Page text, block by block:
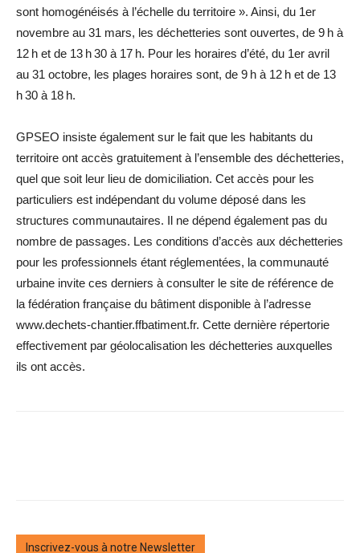
sont homogénéisés à l’échelle du territoire ». Ainsi, du 1er
novembre au 31 mars, les déchetteries sont ouvertes, de 9 h à
12 h et de 13 h 30 à 17 h. Pour les horaires d’été, du 1er avril
au 31 octobre, les plages horaires sont, de 9 h à 12 h et de 13
h 30 à 18 h.
GPSEO insiste également sur le fait que les habitants du
territoire ont accès gratuitement à l’ensemble des déchetteries,
quel que soit leur lieu de domiciliation. Cet accès pour les
particuliers est indépendant du volume déposé dans les
structures communautaires. Il ne dépend également pas du
nombre de passages. Les conditions d’accès aux déchetteries
pour les professionnels étant réglementées, la communauté
urbaine invite ces derniers à consulter le site de référence de
la fédération française du bâtiment disponible à l’adresse
www.dechets-chantier.ffbatiment.fr. Cette dernière répertorie
effectivement par géolocalisation les déchetteries auxquelles
ils ont accès.
Inscrivez-vous à notre Newsletter